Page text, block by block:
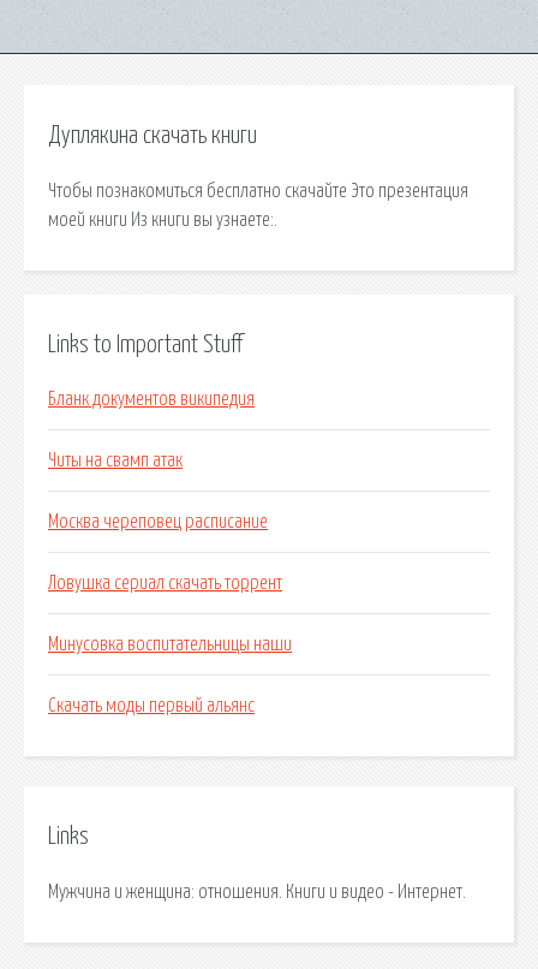
Дуплякина скачать книги
Чтобы познакомиться бесплатно скачайте Это презентация
моей книги Из книги вы узнаете:.
Links to Important Stuff
Бланк документов википедия
Читы на свамп атак
Москва череповец расписание
Ловушка сериал скачать торрент
Минусовка воспитательницы наши
Скачать моды первый альянс
Links
Мужчина и женщина: отношения. Книги и видео - Интернет.